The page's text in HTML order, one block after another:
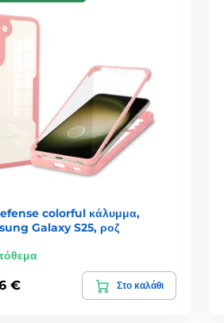
colorful κάλυμμα,
Galaxy S25, ροζ
€ Στο καλάθι